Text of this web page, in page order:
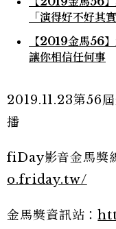
「演得好不好其
【2019金馬56
讓你相信任何事
2019.11.23第56
播
fiDay影音金馬獎
o.friday.tw/
金馬獎資訊站：